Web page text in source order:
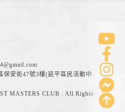
保安街47號3樓(延平區民活動中
MASTERS CLUB . All Rights